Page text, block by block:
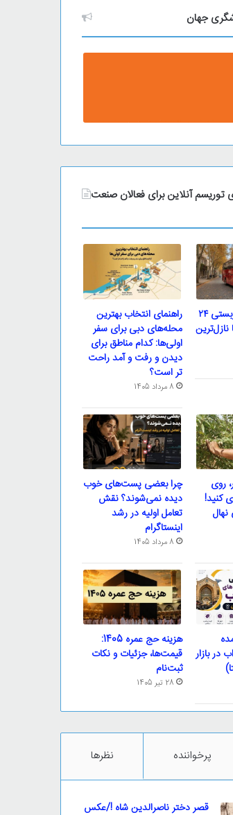
جهان
آنلاین برای فعالان صنعت
شماره اتوبوس دربستی ۲۴
نازل‌ترین
راهنمای انتخاب بهترین
محله‌های دبی برای سفر
اولی‌ها: کدام مناطق برای
دیدن و رفت و آمد راحت
تر است؟
8 مرداد 1405
روی
کنید!
چرا بعضی پست‌های خوب
دیده نمی‌شوند؟ نقش
تعامل اولیه در رشد
اینستاگرام
8 مرداد 1405
بازار
هزینه حج عمره 1405:
قیمت‌ها، جزئیات و نکات
ثبت‌نام
28 تیر 1405
پرخواننده نظرها
قصر دختر ناصرالدین شاه !/عکس